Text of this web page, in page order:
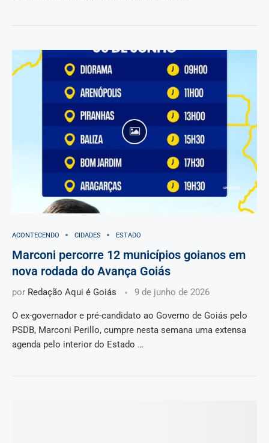
ACONTECENDO CIDADES ESTADO
Marconi percorre 12 municípios goianos em
nova rodada do Avança Goiás
por Redação Aqui é Goiás 9 de junho de 2026
O ex-governador e pré-candidato ao Governo de Goiás pelo
PSDB, Marconi Perillo, cumpre nesta semana uma extensa
agenda pelo interior do Estado …